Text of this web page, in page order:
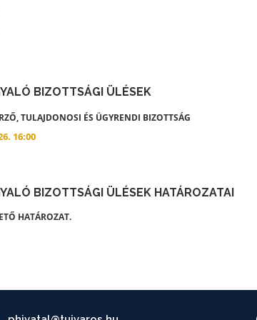
BIZOTTSÁGI ÜLÉSEK
TULAJDONOSI ÉS ÜGYRENDI BIZOTTSÁG
16:00
BIZOTTSÁGI ÜLÉSEK HATÁROZATAI
HATÁROZAT.